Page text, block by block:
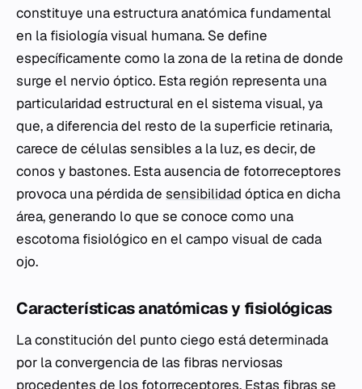
constituye una estructura anatómica fundamental
en la fisiología visual humana. Se define
específicamente como la zona de la retina de donde
surge el nervio óptico. Esta región representa una
particularidad estructural en el sistema visual, ya
que, a diferencia del resto de la superficie retinaria,
carece de células sensibles a la luz, es decir, de
conos y bastones. Esta ausencia de fotorreceptores
provoca una pérdida de sensibilidad óptica en dicha
área, generando lo que se conoce como una
escotoma fisiológico en el campo visual de cada
ojo.
Características anatómicas y fisiológicas
La constitución del punto ciego está determinada
por la convergencia de las fibras nerviosas
procedentes de los fotorreceptores. Estas fibras se